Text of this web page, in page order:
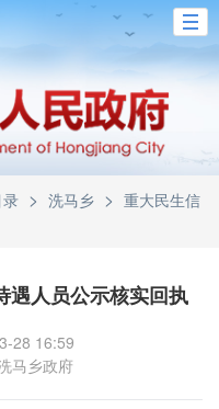
> 洗马乡 > 重大民生信
遇人员公示核实回执
28 16:59
马乡政府